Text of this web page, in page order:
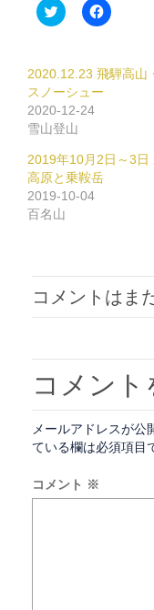
ク
リ
て
Twitter
で
共
有
(新
し
い
ウ
ィ
ン
ド
ウ
で
Facebook
で
る
に
し
て
ン
ド
ウ
で
す)
2020.12.23 飛騨高山
スノーシュー
2020-12-24
雪山登山
2019年10月2日～3日
高原と乗鞍岳
2019-10-04
百名山
コメントはま
コメント
メールアドレスが公
ている欄は必須項目
コメント ※